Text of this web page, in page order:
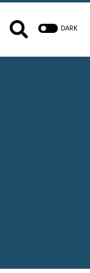
DARK